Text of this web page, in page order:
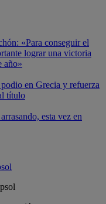
«Para conseguir el
lograr una victoria
año»
en Grecia y refuerza
título
esta vez en